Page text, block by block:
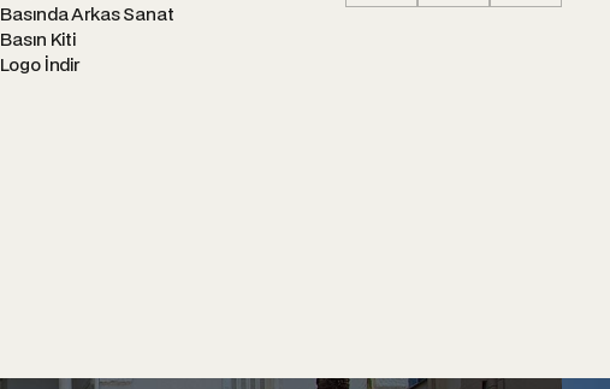
Basında Arkas Sanat
Basın Kiti
Logo İndir